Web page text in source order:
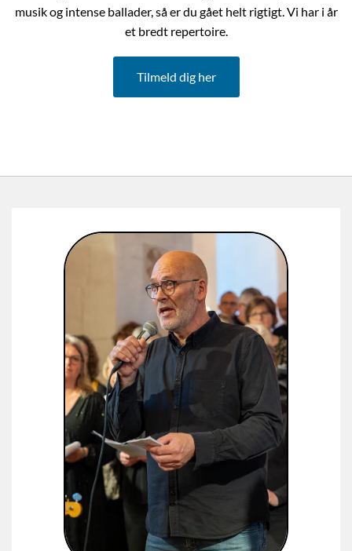
musik og intense ballader, så er du gået helt rigtigt. Vi har i år
et bredt repertoire.
Tilmeld dig her